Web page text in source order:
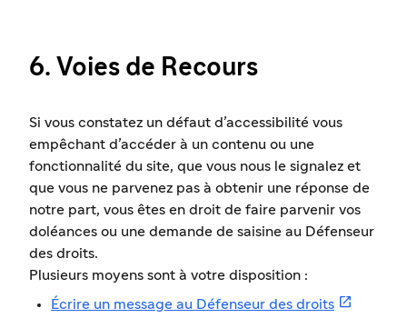
6. Voies de Recours
Si vous constatez un défaut d’accessibilité vous
empêchant d’accéder à un contenu ou une
fonctionnalité du site, que vous nous le signalez et
que vous ne parvenez pas à obtenir une réponse de
notre part, vous êtes en droit de faire parvenir vos
doléances ou une demande de saisine au Défenseur
des droits.
Plusieurs moyens sont à votre disposition :
Écrire un message au Défenseur des droits 